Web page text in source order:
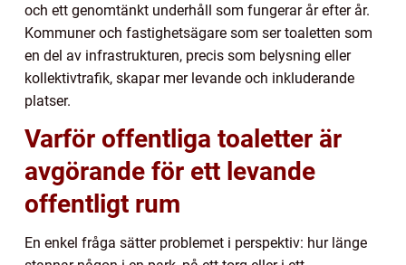
och ett genomtänkt underhåll som fungerar år efter år.
Kommuner och fastighetsägare som ser toaletten som
en del av infrastrukturen, precis som belysning eller
kollektivtrafik, skapar mer levande och inkluderande
platser.
Varför offentliga toaletter är
avgörande för ett levande
offentligt rum
En enkel fråga sätter problemet i perspektiv: hur länge